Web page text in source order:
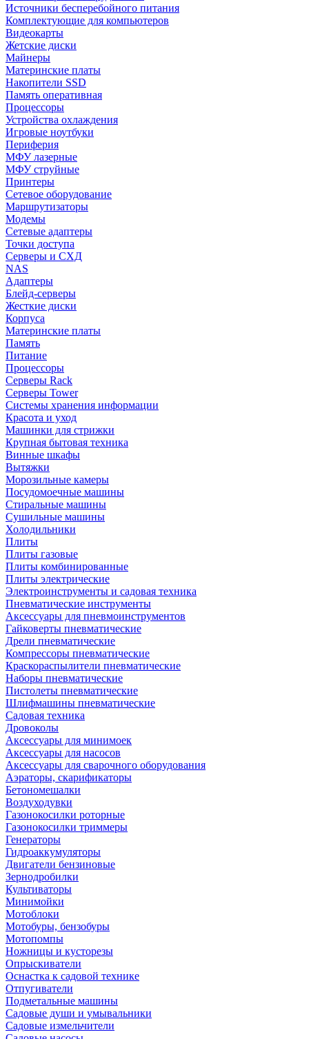
Источники бесперебойного питания
Комплектующие для компьютеров
Видеокарты
Жетские диски
Майнеры
Материнские платы
Накопители SSD
Память оперативная
Процессоры
Устройства охлаждения
Игровые ноутбуки
Периферия
МФУ лазерные
МФУ струйные
Принтеры
Сетевое оборудование
Маршрутизаторы
Модемы
Сетевые адаптеры
Точки доступа
Серверы и СХД
NAS
Адаптеры
Блейд-серверы
Жесткие диски
Корпуса
Материнские платы
Память
Питание
Процессоры
Серверы Rack
Серверы Tower
Системы хранения информации
Красота и уход
Машинки для стрижки
Крупная бытовая техника
Винные шкафы
Вытяжки
Морозильные камеры
Посудомоечные машины
Стиральные машины
Сушильные машины
Холодильники
Плиты
Плиты газовые
Плиты комбинированные
Плиты электрические
Электроинструменты и садовая техника
Пневматические инструменты
Аксессуары для пневмоинструментов
Гайковерты пневматические
Дрели пневматические
Компрессоры пневматические
Краскораспылители пневматические
Наборы пневматические
Пистолеты пневматические
Шлифмашины пневматические
Садовая техника
Дровоколы
Аксессуары для минимоек
Аксессуары для насосов
Аксессуары для сварочного оборудования
Аэраторы, скарификаторы
Бетономешалки
Воздуходувки
Газонокосилки роторные
Газонокосилки триммеры
Генераторы
Гидроаккумуляторы
Двигатели бензиновые
Зернодробилки
Культиваторы
Минимойки
Мотоблоки
Мотобуры, бензобуры
Мотопомпы
Ножницы и кусторезы
Опрыскиватели
Оснастка к садовой технике
Отпугиватели
Подметальные машины
Садовые души и умывальники
Садовые измельчители